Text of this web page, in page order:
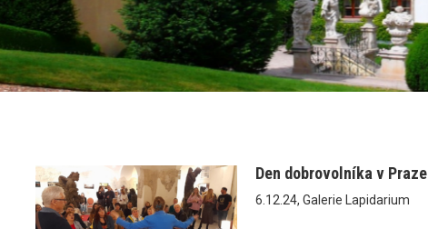
Den dobrovolníka v Praze
6.12.24, Galerie Lapidarium